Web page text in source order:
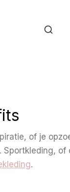
of je
of
.